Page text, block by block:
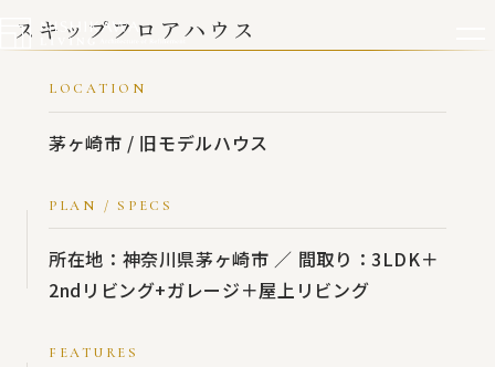
スキップフロアハウス
LOCATION
茅ヶ崎市 / 旧モデルハウス
PLAN / SPECS
所在地：神奈川県茅ヶ崎市 ／ 間取り：3LDK＋
2ndリビング+ガレージ＋屋上リビング
FEATURES